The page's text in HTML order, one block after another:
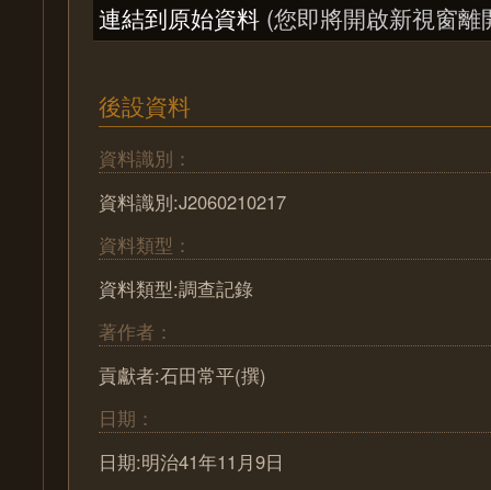
連結到原始資料 (您即將開啟新視窗離
後設資料
資料識別：
資料識別:J2060210217
資料類型：
資料類型:調查記錄
著作者：
貢獻者:石田常平(撰)
日期：
日期:明治41年11月9日